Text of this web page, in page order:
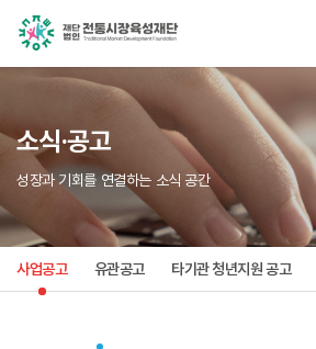
소식·공고
성장과 기회를 연결하는 소식 공간
사업공고 유관공고 타기관 청년지원 공고